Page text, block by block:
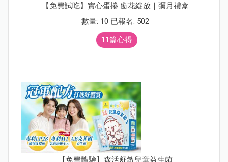
【免費試吃】實心蛋捲 窗花綻放｜彌月禮盒
數量: 10 已報名: 502
11篇心得
【免費體驗】森活舒敏兒童益生菌